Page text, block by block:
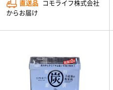
直送品 コモライフ株式会社
からお届け